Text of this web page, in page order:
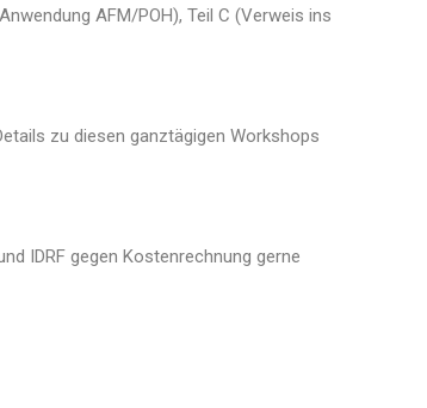
AFM/POH), Teil C (Verweis ins
zu diesen ganztägigen Workshops
IDRF gegen Kostenrechnung gerne